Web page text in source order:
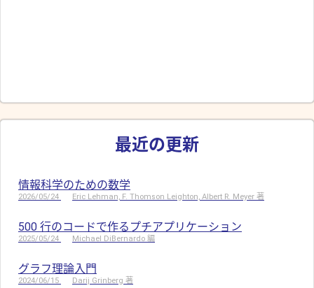
最近の更新
情報科学のための数学
2026/05/24 Eric Lehman, F. Thomson Leighton, Albert R. Meyer 著
500 行のコードで作るプチアプリケーション
2025/05/24 Michael DiBernardo 編
グラフ理論入門
2024/06/15 Darij Grinberg 著